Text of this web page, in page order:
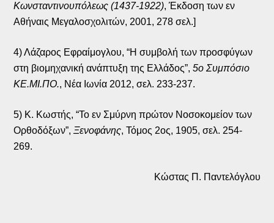
Κωνσταντινουπόλεως (1437-1922), Έκδοση των εν
Αθήναις Μεγαλοσχολιτών, 2001, 278 σελ.]
4) Λάζαρος Εφραίμογλου, “Η συμβολή των προσφύγων
στη βιομηχανική ανάπτυξη της Ελλάδος”,5ο Συμπόσιο
ΚΕ.ΜΙ.ΠΟ., Νέα Ιωνία 2012, σελ. 233-237.
5) Κ. Κωστής, “Το εν Σμύρνη πρώτον Νοσοκομείον των
Ορθοδόξων”,Ξενοφάνης, Τόμος 2ος, 1905, σελ. 254-
269.
Κώστας Π. Παντελόγλου